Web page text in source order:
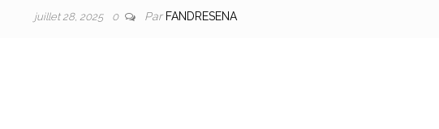
juillet 28, 2025 0 Par FANDRESENA